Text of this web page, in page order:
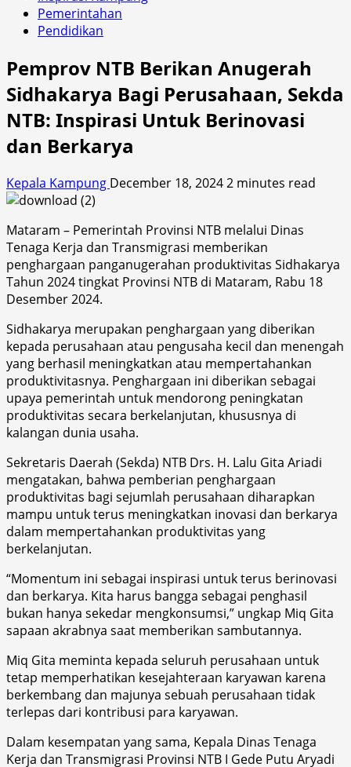
Pemerintahan
Pendidikan
Pemprov NTB Berikan Anugerah
Sidhakarya Bagi Perusahaan, Sekda
NTB: Inspirasi Untuk Berinovasi
dan Berkarya
Kepala Kampung December 18, 20242 minutes read
Mataram – Pemerintah Provinsi NTB melalui Dinas
Tenaga Kerja dan Transmigrasi memberikan
penghargaan panganugerahan produktivitas Sidhakarya
Tahun 2024 tingkat Provinsi NTB di Mataram, Rabu 18
Desember 2024.
Sidhakarya merupakan penghargaan yang diberikan
kepada perusahaan atau pengusaha kecil dan menengah
yang berhasil meningkatkan atau mempertahankan
produktivitasnya. Penghargaan ini diberikan sebagai
upaya pemerintah untuk mendorong peningkatan
produktivitas secara berkelanjutan, khususnya di
kalangan dunia usaha.
Sekretaris Daerah (Sekda) NTB Drs. H. Lalu Gita Ariadi
mengatakan, bahwa pemberian penghargaan
produktivitas bagi sejumlah perusahaan diharapkan
mampu untuk terus meningkatkan inovasi dan berkarya
dalam mempertahankan produktivitas yang
berkelanjutan.
“Momentum ini sebagai inspirasi untuk terus berinovasi
dan berkarya. Kita harus bangga sebagai penghasil
bukan hanya sekedar mengkonsumsi,” ungkap Miq Gita
sapaan akrabnya saat memberikan sambutannya.
Miq Gita meminta kepada seluruh perusahaan untuk
tetap memperhatikan kesejahteraan karyawan karena
berkembang dan majunya sebuah perusahaan tidak
terlepas dari kontribusi para karyawan.
Dalam kesempatan yang sama, Kepala Dinas Tenaga
Kerja dan Transmigrasi Provinsi NTB I Gede Putu Aryadi